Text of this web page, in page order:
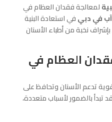
لمعالجة فقدان العظام في
في دبيفي استعادة البنية
نخبة من أطباء الأسنان
العظام في
تدعم الأسنان وتحافظ على
تبدأ بالضمور لأسباب متعددة،